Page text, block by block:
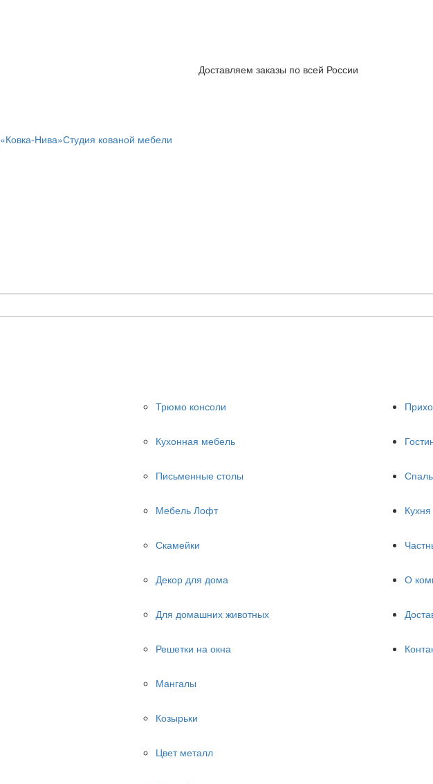
Доставляем заказы по всей России
«Ковка-Нива»Студия кованой мебели
Трюмо консоли
Кухонная мебель
Письменные столы
Мебель Лофт
Скамейки
Декор для дома
Для домашних животных
Решетки на окна
Мангалы
Козырьки
Цвет металл
Кухня
О